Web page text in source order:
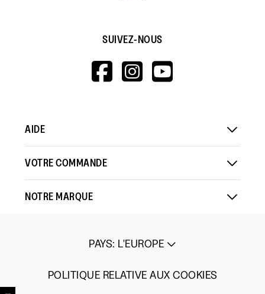
SUIVEZ-NOUS
HTTPS://
HTTPS://
AIDE
VOTRE COMMANDE
NOTRE MARQUE
PAYS: L'EUROPE
POLITIQUE RELATIVE AUX COOKIES